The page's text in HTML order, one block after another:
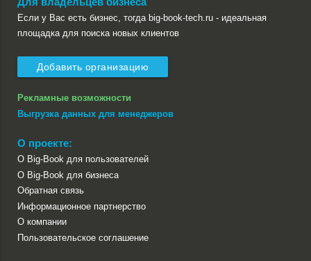
Если у Вас есть бизнес, тогда big-book-tech.ru - идеальная
площадка для поиска новых клиентов
Добавить организацию
Рекламные возможности
Выгрузка данных для менеджеров
О проекте:
О Big-Book для пользователей
О Big-Book для бизнеса
Обратная связь
Информационное партнерство
О компании
Пользовательское соглашение